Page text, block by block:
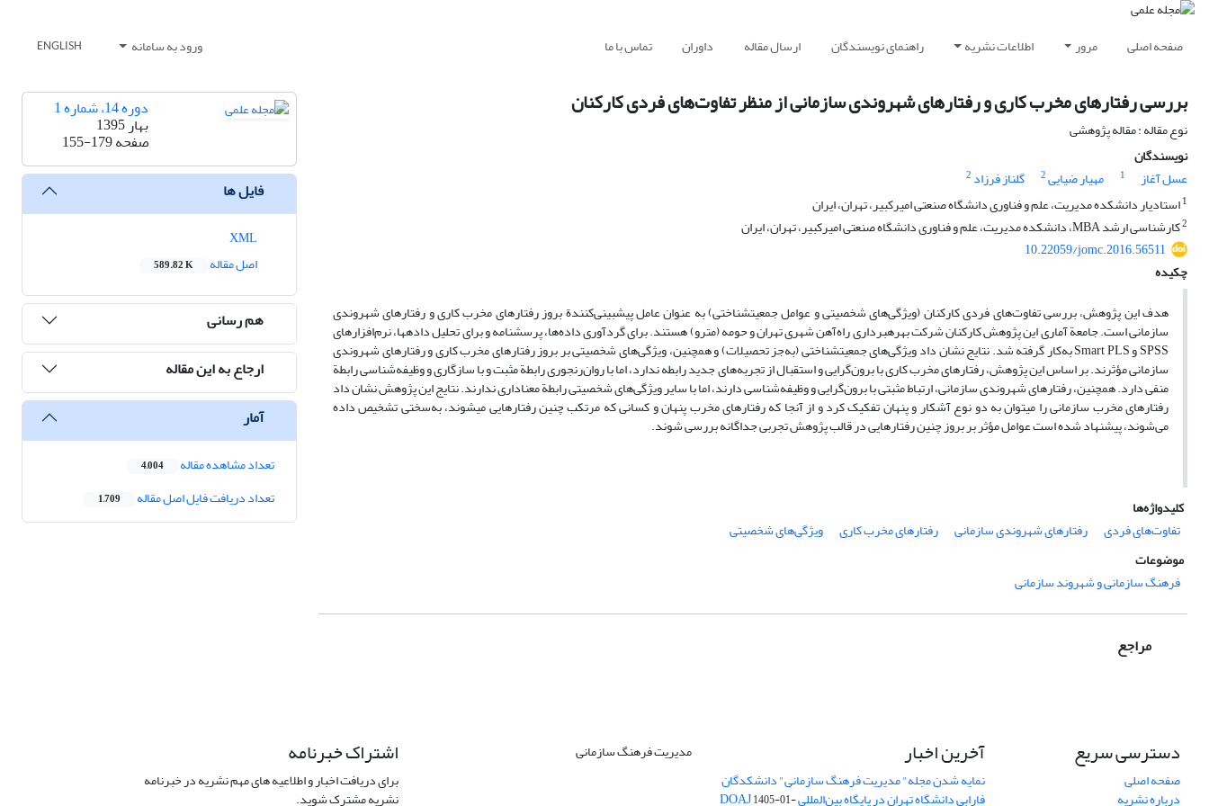
صفحه اصلی مرور اطلاعات نشریه راهنمای نویسندگان ارسال مقاله داوران تماس با ما ورود به سامانه ENGLISH
بررسی رفتارهای مخرب کاری و رفتارهای شهروندی سازمانی از منظر تفاوت‌های فردی کارکنان
نوع مقاله : مقاله پژوهشی
نویسندگان
عسل آغاز
1 مهیار ضیایی2 گلناز فرزاد 2
1استادیار دانشکده مدیریت، علم و فناوری دانشگاه صنعتی امیرکبیر، تهران، ایران
2کارشناسی ارشد MBA، دانشکده مدیریت، علم و فناوری دانشگاه صنعتی امیرکبیر، تهران، ایران
10.22059/jomc.2016.56511
چکیده
هدف این پژوهش، بررسی تفاوت‌های فردی کارکنان (ویژگی‌های شخصیتی و عوامل جمعیت­شناختی) به عنوان عامل پیش­بینی‌کنندة بروز رفتارهای مخرب کاری و رفتارهای شهروندی
سازمانی است. جامعة آماری این پژوهش کارکنان شرکت بهره­برداری راه‌آهن شهری تهران و حومه (مترو) هستند. برای گردآوری داده‌ها، پرسشنامه و برای تحلیل داده­ها، نرم‌افزارهای
SPSS و Smart PLS به‌کار گرفته شد. نتایج نشان داد ویژگی‌های جمعیت­شناختی (به‌جز تحصیلات) و همچنین، ویژگی‌های شخصیتی بر بروز رفتارهای مخرب کاری و رفتارهای شهروندی
سازمانی مؤثرند. بر اساس این پژوهش، رفتارهای مخرب کاری با برون‌گرایی و استقبال از تجربه‌های جدید رابطه ندارد، اما با روان‌رنجوری رابطة مثبت و با سازگاری و وظیفه‌شناسی رابطة
منفی دارد. همچنین، رفتارهای شهروندی سازمانی، ارتباط مثبتی با برون‌گرایی و وظیفه‌شناسی دارند، اما با سایر ویژگی‌های شخصیتی رابطة معناداری ندارند. نتایج این پژوهش نشان داد
رفتارهای مخرب سازمانی را می­توان به دو نوع آشکار و پنهان تفکیک کرد و از آنجا که رفتارهای مخرب پنهان و کسانی که مرتکب چنین رفتارهایی می­شوند، به‌سختی تشخیص داده
می‌شوند، پیشنهاد شده است عوامل مؤثر بر بروز چنین رفتارهایی در قالب پژوهش تجربی جداگانه بررسی شوند.
کلیدواژه‌ها
تفاوت‌های فردی
رفتارهای شهروندی سازمانی رفتارهای مخرب کاری
ویژگی‌های شخصیتی
موضوعات
فرهنگ سازمانی و شهروند سازمانی
مراجع
دوره 14، شماره 1
بهار 1395
صفحه155-179
فایل ها
اصل مقاله
589.82 K
هم رسانی
ارجاع به این مقاله
آمار
تعداد مشاهده مقاله 4,004
تعداد دریافت فایل اصل مقاله 1,709
دسترسی سریع
صفحه اصلی
درباره نشریه
آخرین اخبار
نمایه شدن مجله" مدیریت فرهنگ سازمانی" دانشکدگان
فارابی دانشگاه تهران در پایگاه بین‌المللی DOAJ1405-01-
مدیریت فرهنگ سازمانی اشتراک خبرنامه
برای دریافت اخبار و اطلاعیه های مهم نشریه در خبرنامه
نشریه مشترک شوید.